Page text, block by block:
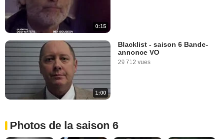
0:15
1:00
Blacklist - saison 6 Bande-
annonce VO
29 712 vues
Photos de la saison 6